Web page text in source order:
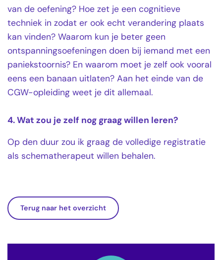
van de oefening? Hoe zet je een cognitieve
techniek in zodat er ook echt verandering plaats
kan vinden? Waarom kun je beter geen
ontspanningsoefeningen doen bij iemand met een
paniekstoornis? En waarom moet je zelf ook vooral
eens een banaan uitlaten? Aan het einde van de
CGW-opleiding weet je dit allemaal.
4. Wat zou je zelf nog graag willen leren?
Op den duur zou ik graag de volledige registratie
als schematherapeut willen behalen.
Terug naar het overzicht